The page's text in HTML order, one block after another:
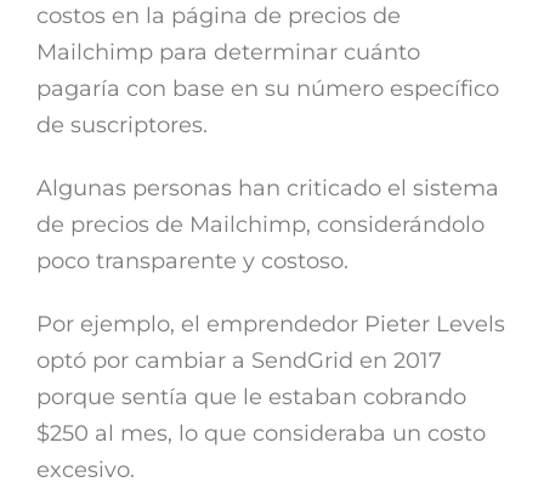
costos en la página de precios de
Mailchimp para determinar cuánto
pagaría con base en su número específico
de suscriptores.
Algunas personas han criticado el sistema
de precios de Mailchimp, considerándolo
poco transparente y costoso.
Por ejemplo, el emprendedor Pieter Levels
optó por cambiar a SendGrid en 2017
porque sentía que le estaban cobrando
$250 al mes, lo que consideraba un costo
excesivo.